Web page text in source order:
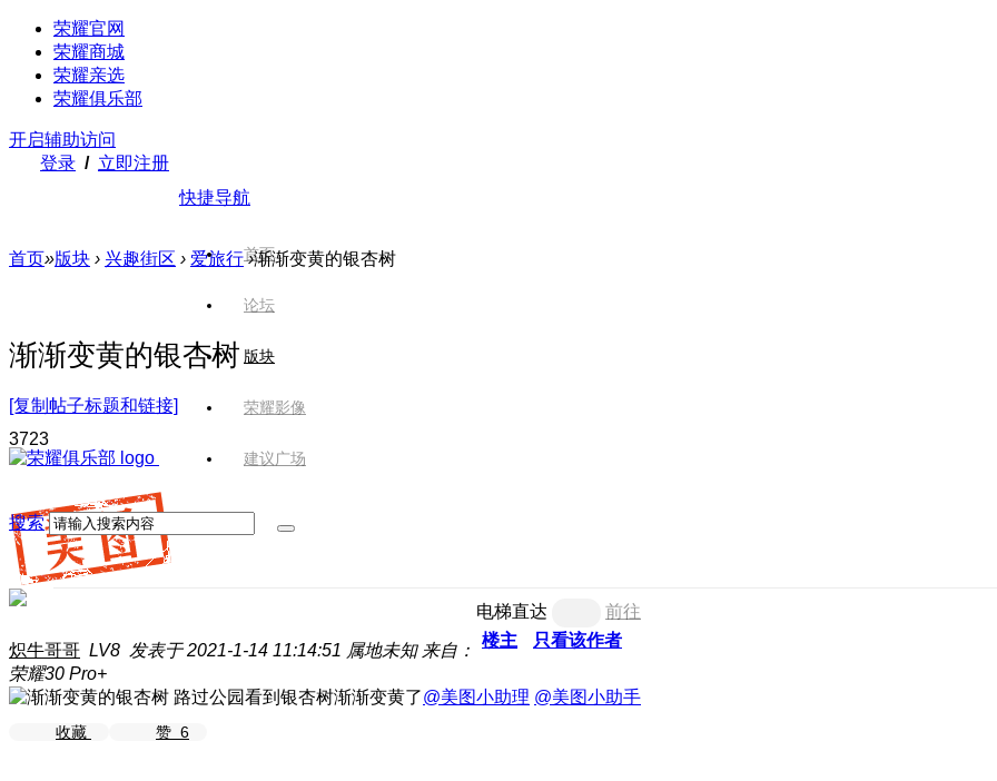
荣耀官网
荣耀商城
荣耀亲选
荣耀俱乐部
开启辅助访问
登录 / 立即注册
快捷导航
首页
论坛
版块
荣耀影像
建议广场
搜索
首页»版块 › 兴趣街区 › 爱旅行 ›渐渐变黄的银杏树
渐渐变黄的银杏树
[复制帖子标题和链接]
3723
电梯直达
前往
楼主
只看该作者
炽牛哥哥 LV8 发表于 2021-1-14 11:14:51 属地未知 来自：
荣耀30 Pro+
路过公园看到银杏树渐渐变黄了@美图小助理 @美图小助手
收藏 赞 6